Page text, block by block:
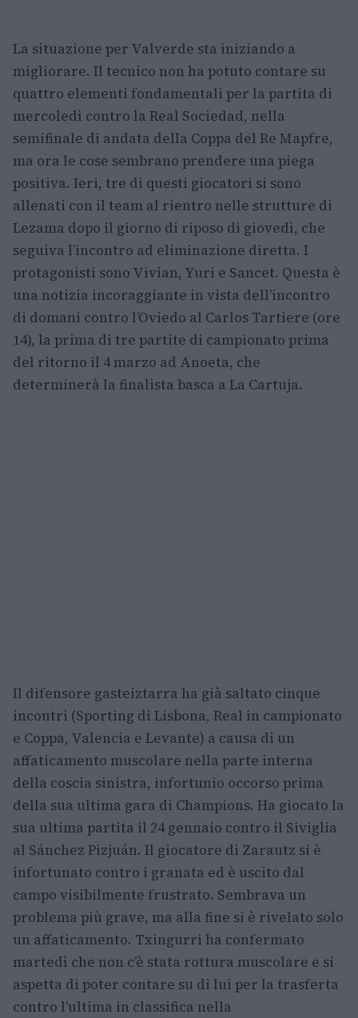
La situazione per Valverde sta iniziando a
migliorare. Il tecnico non ha potuto contare su
quattro elementi fondamentali per la partita di
mercoledì contro la Real Sociedad, nella
semifinale di andata della Coppa del Re Mapfre,
ma ora le cose sembrano prendere una piega
positiva. Ieri, tre di questi giocatori si sono
allenati con il team al rientro nelle strutture di
Lezama dopo il giorno di riposo di giovedì, che
seguiva l’incontro ad eliminazione diretta. I
protagonisti sono Vivian, Yuri e Sancet. Questa è
una notizia incoraggiante in vista dell’incontro
di domani contro l’Oviedo al Carlos Tartiere (ore
14), la prima di tre partite di campionato prima
del ritorno il 4 marzo ad Anoeta, che
determinerà la finalista basca a La Cartuja.
Il difensore gasteiztarra ha già saltato cinque
incontri (Sporting di Lisbona, Real in campionato
e Coppa, Valencia e Levante) a causa di un
affaticamento muscolare nella parte interna
della coscia sinistra, infortunio occorso prima
della sua ultima gara di Champions. Ha giocato la
sua ultima partita il 24 gennaio contro il Siviglia
al Sánchez Pizjuán. Il giocatore di Zarautz si è
infortunato contro i granata ed è uscito dal
campo visibilmente frustrato. Sembrava un
problema più grave, ma alla fine si è rivelato solo
un affaticamento. Txingurri ha confermato
martedì che non c’è stata rottura muscolare e si
aspetta di poter contare su di lui per la trasferta
contro l’ultima in classifica nella